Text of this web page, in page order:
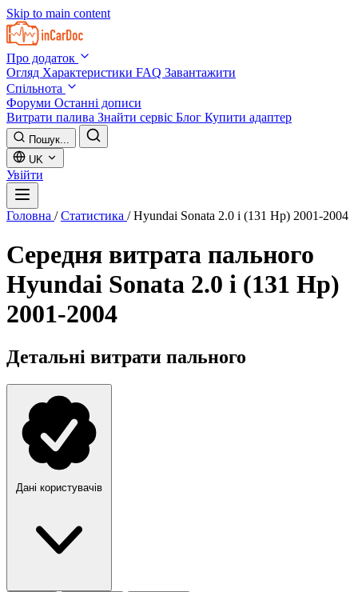
Skip to main content
Про додаток
Огляд Характеристики FAQ Завантажити
Спільнота
Форуми Останні дописи
Витрати палива Знайти сервіс Блог Купити адаптер
Пошук...
UK
Увійти
Головна / Статистика / Hyundai Sonata 2.0 i (131 Hp) 2001-2004
Середня витрата пального
Hyundai Sonata 2.0 i (131 Hp)
2001-2004
Детальні витрати пального
Дані користувачів